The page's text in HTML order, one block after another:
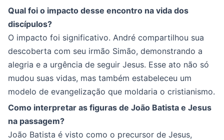
Qual foi o impacto desse encontro na vida dos
discípulos?
O impacto foi significativo. André compartilhou sua
descoberta com seu irmão Simão, demonstrando a
alegria e a urgência de seguir Jesus. Esse ato não só
mudou suas vidas, mas também estabeleceu um
modelo de evangelização que moldaria o cristianismo.
Como interpretar as figuras de João Batista e Jesus
na passagem?
João Batista é visto como o precursor de Jesus,